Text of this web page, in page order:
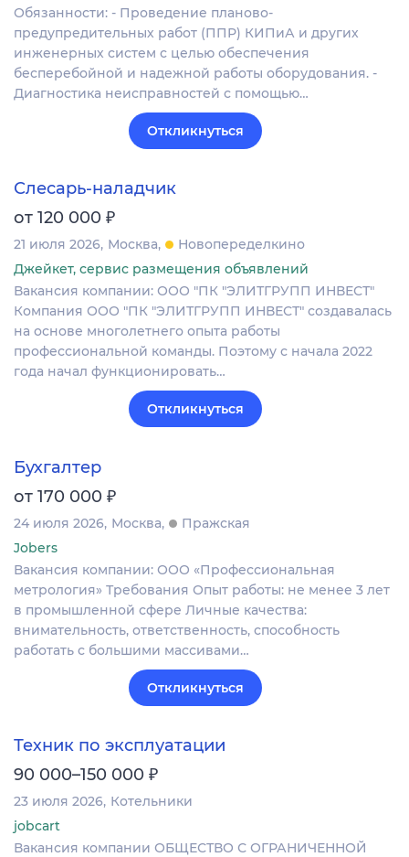
Обязанности: - Проведение планово-
предупредительных работ (ППР) КИПиА и других
инженерных систем с целью обеспечения
бесперебойной и надежной работы оборудования. -
Диагностика неисправностей с помощью…
Откликнуться
Слесарь-наладчик
от 120 000 ₽
21 июля 2026 Москва
Новопеределкино
Джейкет, сервис размещения объявлений
Вакансия компании: ООО "ПК "ЭЛИТГРУПП ИНВЕСТ"
Компания ООО "ПК "ЭЛИТГРУПП ИНВЕСТ" создавалась
на основе многолетнего опыта работы
профессиональной команды. Поэтому с начала 2022
года начал функционировать…
Откликнуться
Бухгалтер
от 170 000 ₽
24 июля 2026 Москва
Пражская
Jobers
Вакансия компании: ООО «Профессиональная
метрология» Требования Опыт работы: не менее 3 лет
в промышленной сфере Личные качества:
внимательность, ответственность, способность
работать с большими массивами…
Откликнуться
Техник по эксплуатации
90 000–150 000 ₽
23 июля 2026 Котельники
jobcart
Вакансия компании ОБЩЕСТВО С ОГРАНИЧЕННОЙ